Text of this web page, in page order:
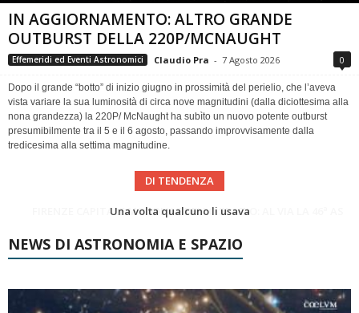
IN AGGIORNAMENTO: ALTRO GRANDE
OUTBURST DELLA 220P/MCNAUGHT
Effemeridi ed Eventi Astronomici Claudio Pra - 7 Agosto 2026 0
Dopo il grande “botto” di inizio giugno in prossimità del perielio, che l’aveva
vista variare la sua luminosità di circa nove magnitudini (dalla diciottesima alla
nona grandezza) la 220P/ McNaught ha subìto un nuovo potente outburst
presumibilmente tra il 5 e il 6 agosto, passando improvvisamente dalla
tredicesima alla settima magnitudine.
DI TENDENZA
Cielo del Mese di Agosto 2026
NEWS DI ASTRONOMIA E SPAZIO